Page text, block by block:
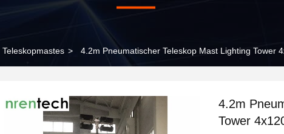
> 4.2m Pneumatischer Teleskop Mast Lighting Tower
4.2m
Tower